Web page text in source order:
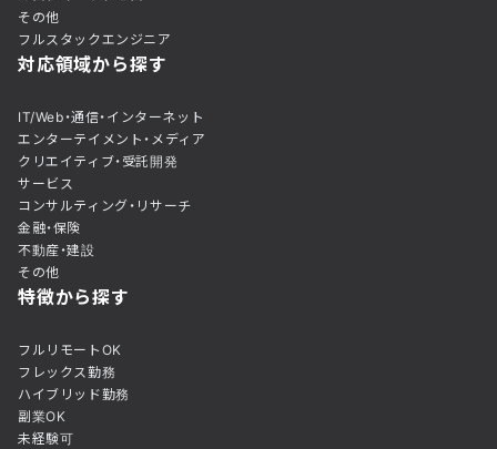
その他
フルスタックエンジニア
対応領域から探す
IT/Web・通信・インターネット
エンターテイメント・メディア
クリエイティブ・受託開発
サービス
コンサルティング・リサーチ
金融・保険
不動産・建設
その他
特徴から探す
フルリモートOK
フレックス勤務
ハイブリッド勤務
副業OK
未経験可